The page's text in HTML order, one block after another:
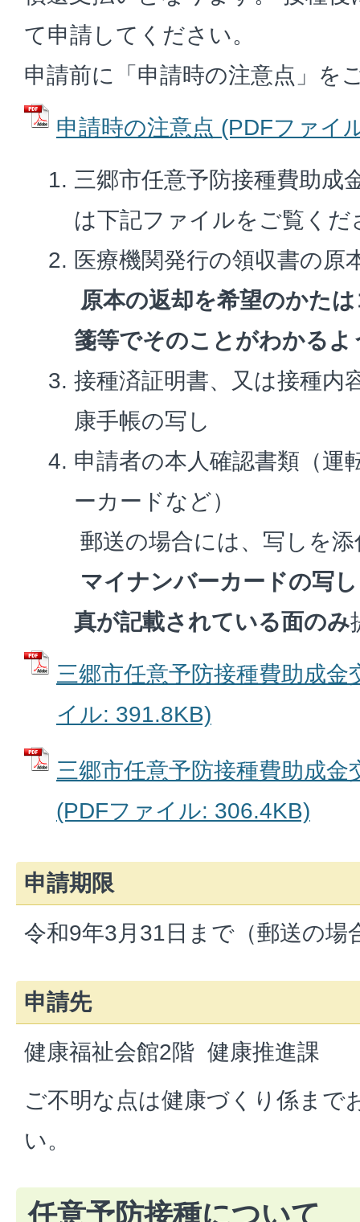
て申請してください。
申請前に「申請時の注意点」を
申請時の注意点 (PDFファイ
三郷市任意予防接種費助成
は下記ファイルをご覧くだ
医療機関発行の領収書の原
原本の返却を希望のかた
箋等でそのことがわかる
接種済証明書、又は接種内
康手帳の写し
申請者の本人確認書類（運
ーカードなど）
郵送の場合には、写しを
マイナンバーカードの写し
真が記載されている面のみ
三郷市任意予防接種費助成金
イル: 391.8KB)
三郷市任意予防接種費助成金
(PDFファイル: 306.4KB)
申請期限
令和9年3月31日まで（郵送の場
申請先
健康福祉会館2階 健康推進課
ご不明な点は健康づくり係まで
い。
任意予防接種について